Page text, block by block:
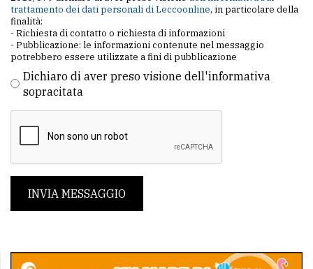
trattamento dei dati personali di Leccoonline, in particolare della
finalità:
- Richiesta di contatto o richiesta di informazioni
- Pubblicazione: le informazioni contenute nel messaggio
potrebbero essere utilizzate a fini di pubblicazione
Dichiaro di aver preso visione dell'informativa
sopracitata
INVIA MESSAGGIO